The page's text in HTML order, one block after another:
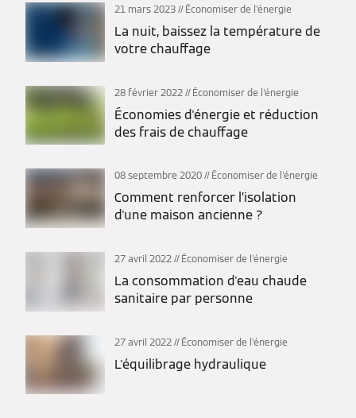
21 mars 2023 Économiser de l'énergie
La nuit, baissez la température de
votre chauffage
28 février 2022 Économiser de l'énergie
Économies d'énergie et réduction
des frais de chauffage
08 septembre 2020 Économiser de l'énergie
Comment renforcer l’isolation
d'une maison ancienne ?
27 avril 2022 Économiser de l'énergie
La consommation d'eau chaude
sanitaire par personne
27 avril 2022 Économiser de l'énergie
L'équilibrage hydraulique